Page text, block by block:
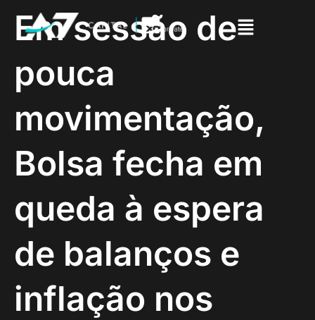
Em sessão de
pouca
movimentação,
Bolsa fecha em
queda à espera
de balanços e
inflação nos